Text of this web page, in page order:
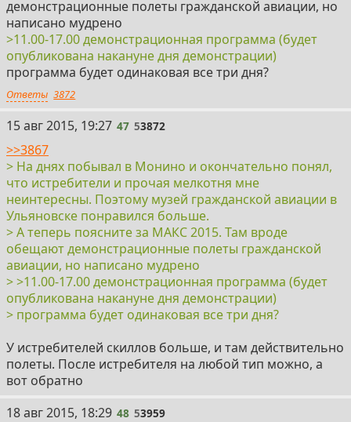
демонстрационные полеты гражданской авиации, но
написано мудрено
>11.00-17.00 демонстрационная программа (будет
опубликована накануне дня демонстрации)
программа будет одинаковая все три дня?
Ответы 3872
15 авг 2015, 19:27 47 53872
>>3867
> На днях побывал в Монино и окончательно понял,
что истребители и прочая мелкотня мне
неинтересны. Поэтому музей гражданской авиации в
Ульяновске понравился больше.
> А теперь поясните за МАКС 2015. Там вроде
обещают демонстрационные полеты гражданской
авиации, но написано мудрено
> >11.00-17.00 демонстрационная программа (будет
опубликована накануне дня демонстрации)
> программа будет одинаковая все три дня?
У истребителей скиллов больше, и там действительно
полеты. После истребителя на любой тип можно, а
вот обратно
18 авг 2015, 18:29 48 53959